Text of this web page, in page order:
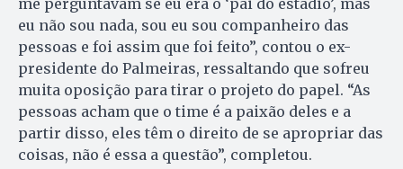
eu não sou nada, sou eu sou companheiro das
pessoas e foi assim que foi feito”, contou o ex-
presidente do Palmeiras, ressaltando que sofreu
muita oposição para tirar o projeto do papel. “As
pessoas acham que o time é a paixão deles e a
partir disso, eles têm o direito de se apropriar das
coisas, não é essa a questão”, completou.